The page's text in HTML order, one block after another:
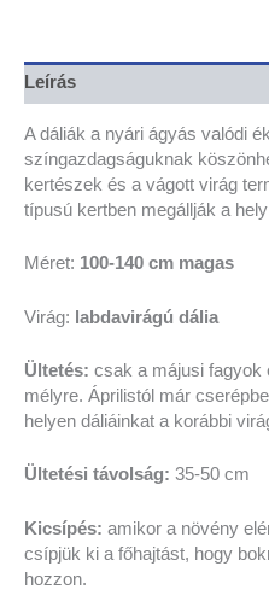
Leírás
A dáliák a nyári ágyás valódi
színgazdagságuknak
kertészek és a vágott virág
típusú kertben megállják a
Méret: 100-140 cm magas
Virág: labdavirágú dália
Ültetés: csak a májusi fagyok
mélyre. Áprilistól már
helyen dáliáinkat a korábbi
Ültetési távolság: 35-50 cm
Kicsípés: amikor a növény
csípjük ki a főhajtást, hogy
hozzon.